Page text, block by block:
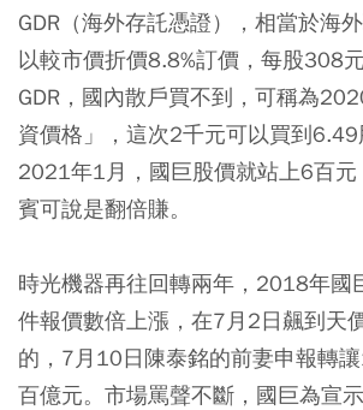
GDR（海外存託憑證），相當於海
以較市價折價8.8%訂價，每股308
GDR，國內散戶買不到，可稱為
資價格」，這次2千元可以買到
2021年1月，國巨股價就站上6百元
賓可說是翻倍賺。
時光機器再往回轉兩年，2018年國
件報價數倍上漲，在7月2日飆到天
的，7月10日陳泰銘的前妻申報轉
百億元。市場罵聲不斷，國巨為宣